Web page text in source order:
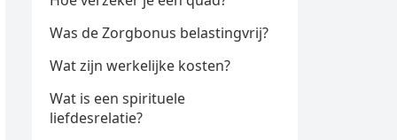
Was de Zorgbonus belastingvrij?
Wat zijn werkelijke kosten?
Wat is een spirituele
liefdesrelatie?